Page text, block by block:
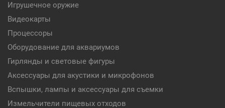
Игрушечное оружие
Видеокарты
Процессоры
Оборудование для аквариумов
Гирлянды и световые фигуры
Аксессуары для акустики и микрофонов
Вспышки, лампы и аксессуары для съемки
Измельчители пищевых отходов